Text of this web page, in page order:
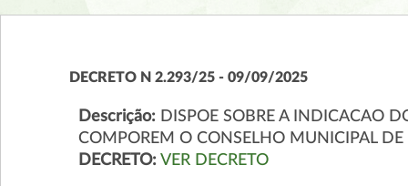
DECRETO N 2.293/25 - 09/09/2025
Descrição:DISPOE SOBRE A INDICACAO
COMPOREM O CONSELHO MUNICIPAL DE
DECRETO: VER DECRETO